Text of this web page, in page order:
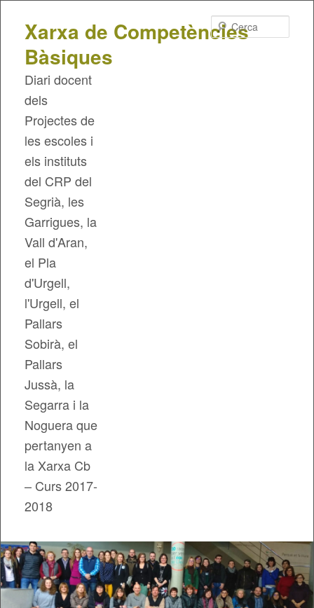
Xarxa de Competències
Bàsiques
Diari docent
dels
Projectes de
les escoles i
els instituts
del CRP del
Segrià, les
Garrigues, la
Vall d'Aran,
el Pla
d'Urgell,
l'Urgell, el
Pallars
Sobirà, el
Pallars
Jussà, la
Segarra i la
Noguera que
pertanyen a
la Xarxa Cb
– Curs 2017-
2018